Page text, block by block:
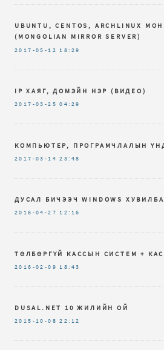
UBUNTU, CENTOS, ARCHLINUX
(MONGOLIAN MIRROR SERVER)
2017-05-12 18:29
IP ХАЯГ, ДОМЭЙН НЭР (ВИДЕО)
2017-03-25 04:29
КОМПЬЮТЕР, ПРОГРАМЧЛАЛЫН
2017-03-14 23:48
ДУСАЛ БИЧЭЭЧ WINDOWS
2016-04-27 12:16
ТӨЛБӨРГҮЙ КАССЫН СИСТЕМ +
2016-02-09 18:43
DUSAL.NET 10 ЖИЛИЙН ОЙ
2015-10-08 22:12